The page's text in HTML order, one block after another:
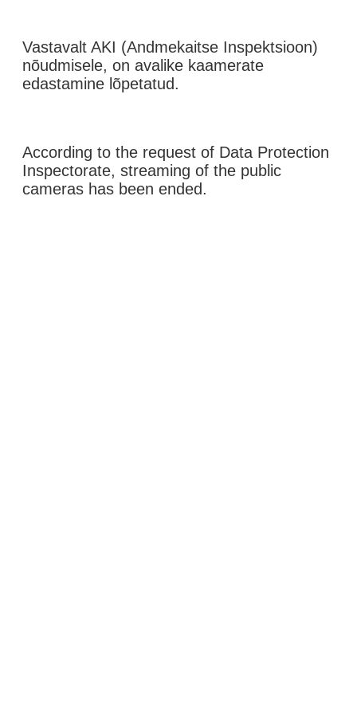
Vastavalt AKI (Andmekaitse Inspektsioon)
nõudmisele, on avalike kaamerate
edastamine lõpetatud.
According to the request of Data Protection
Inspectorate, streaming of the public
cameras has been ended.